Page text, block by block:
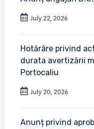
July 22, 2026
Hotărâre privind
durata avertizării
Portocaliu
July 20, 2026
Anunț privind